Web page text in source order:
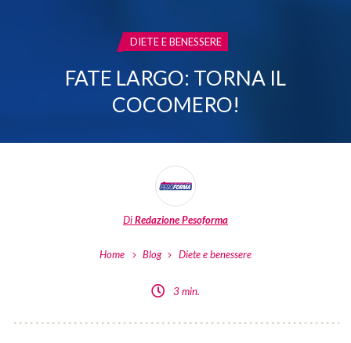
CATEGORIA:
DIETE E BENESSERE
FATE LARGO: TORNA IL
COCOMERO!
DiRedazione Pesoforma
Home Blog Diete e benessere
3 min.